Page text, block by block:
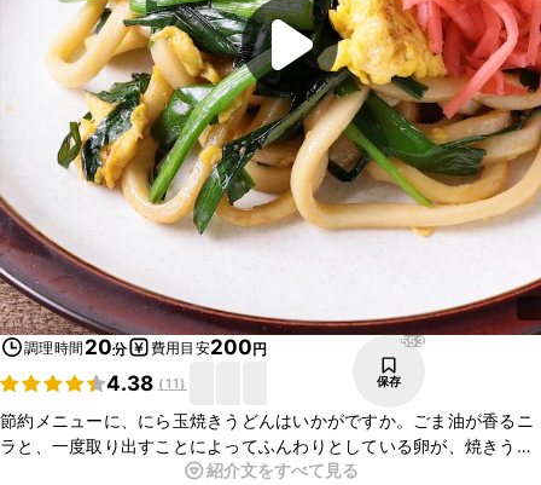
調理時間 20分 費用目安200円
4.38 (11)
553
保存
節約メニューに、にら玉焼きうどんはいかがですか。ごま油が香るニ
ラと、一度取り出すことによってふんわりとしている卵が、焼きうど
んとよく合い美味しいですよ。低予算でとても簡単に作れるので、ぜ
紹介文をすべて見る